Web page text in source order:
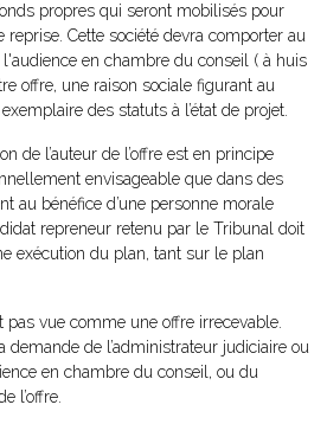
propres qui seront mobilisés pour
reprise. Cette société devra comporter au
en chambre du conseil ( à huis
offre, une raison sociale figurant au
des statuts à l’état de projet.
de l’auteur de l’offre est en principe
envisageable que dans des
au bénéfice d’une personne morale
repreneur retenu par le Tribunal doit
exécution du plan, tant sur le plan
pas vue comme une offre irrecevable.
demande de l’administrateur judiciaire ou
en chambre du conseil, ou du
l’offre.